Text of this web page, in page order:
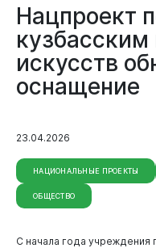
Нацпроект
искусств
оснащение
23.04.2026
НАЦИОНАЛЬНЫЕ ПРОЕКТЫ
ОБЩЕСТВО
С начала года учреждения